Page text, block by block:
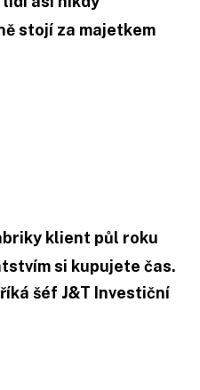
stojí za majetkem
klient půl roku
si kupujete čas.
šéf J&T Investiční